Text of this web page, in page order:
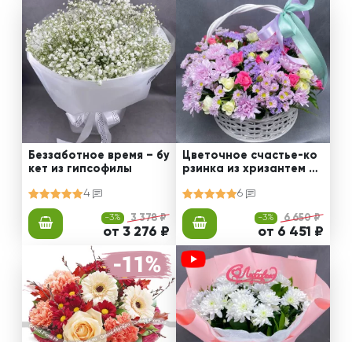
Беззаботное время – бу
кет из гипсофилы
4
-3% 3 378 ₽
от 3 276 ₽
Цветочное счастье-ко
рзинка из хризантем и
6
-3% 6 650 ₽
от 6 451 ₽